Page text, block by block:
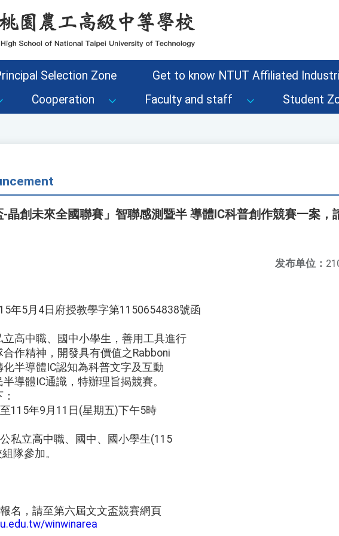
Selection Zone
Get to know NTUT Affiliated
Cooperation Faculty and staff Student
晶創未來全國聯賽」智聯感測暨半 導體IC科普創作競賽一案，
发布单位：
年5月4日府授教學字第1150654838號函
高中職、國中小學生，善用工具進行
作精神，開發具有價值之Rabboni
半導體IC認知為科普文字及互動
導體IC通識，特辦理旨揭競賽。
115年9月11日(星期五)下午5時
私立高中職、國中、國小學生(115
隊參加。
名，請至第六屆文文盃競賽網頁
winwinarea